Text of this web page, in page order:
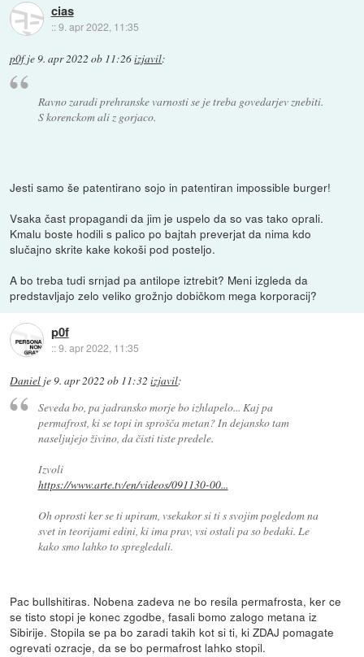
cias
::9. apr 2022, 11:35
p0fje9. apr 2022 ob 11:26izjavil:
Ravno zaradi prehranske varnosti se je treba govedarjev znebiti.
S korenckom ali z gorjaco.
Jesti samo še patentirano sojo in patentiran impossible burger!
Vsaka čast propagandi da jim je uspelo da so vas tako oprali.
Kmalu boste hodili s palico po bajtah preverjat da nima kdo
slučajno skrite kake kokoši pod posteljo.
A bo treba tudi srnjad pa antilope iztrebit? Meni izgleda da
predstavljajo zelo veliko grožnjo dobičkom mega korporacij?
p0f
::9. apr 2022, 11:35
Daniel je9. apr 2022 ob 11:32 izjavil:
Seveda bo, pa jadransko morje bo izhlapelo... Kaj pa
permafrost, ki se topi in sprošča metan? In dejansko tam
naseljujejo živino, da čisti tiste predele.
Izvoli
https://www.arte.tv/en/videos/091130-00...
Oh oprosti ker se ti upiram, vsekakor si ti s svojim pogledom na
svet in teorijami edini, ki ima prav, vsi ostali pa so bedaki. Le
kako smo lahko to spregledali.
Pac bullshitiras. Nobena zadeva ne bo resila permafrosta, ker ce
se tisto stopi je konec zgodbe, fasali bomo zalogo metana iz
Sibirije. Stopila se pa bo zaradi takih kot si ti, ki ZDAJ pomagate
ogrevati ozracje, da se bo permafrost lahko stopil.